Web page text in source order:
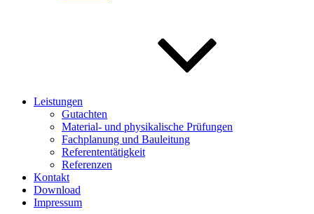
Leistungen
Gutachten
Material- und physikalische Prüfungen
Fachplanung und Bauleitung
Referententätigkeit
Referenzen
Kontakt
Download
Impressum